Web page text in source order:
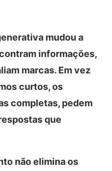
mudou a
informações,
marcas. Em vez
curtos, os
completas, pedem
que
não elimina os